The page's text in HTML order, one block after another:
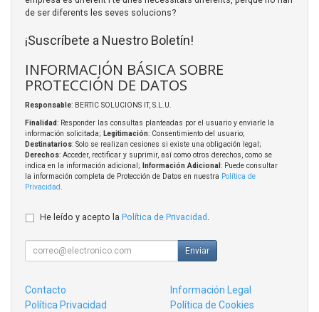
de ser diferents les seves solucions?
¡Suscríbete a Nuestro Boletín!
INFORMACIÓN BÁSICA SOBRE
PROTECCIÓN DE DATOS
Responsable: BERTIC SOLUCIONS IT, S.L.U.
Finalidad: Responder las consultas planteadas por el usuario y enviarle la
información solicitada; Legitimación: Consentimiento del usuario;
Destinatarios: Solo se realizan cesiones si existe una obligación legal;
Derechos: Acceder, rectificar y suprimir, así como otros derechos, como se
indica en la información adicional;
Información Adicional : Puede consultar
la información completa de Protección de Datos en nuestra Política de
Privacidad
He leído y acepto la Política de Privacidad
Enviar
Contacto
Información Legal
Política Privacidad
Política de Cookies